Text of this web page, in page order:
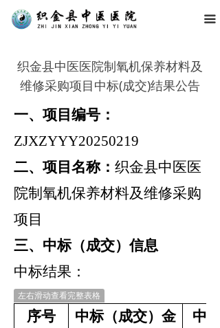
끀
织金县中医医院制氧机保养材料及
维修采购项目中标(成交)结果公告
一、项目编号：
ZJXZYYY20250219
二、项目名称： 织金县中医医
院制氧机保养材料及维修采购
项目
三、中标（成交）信息
中标结果：
左右滑动查看完整表格
序号
中标（成交）金
中